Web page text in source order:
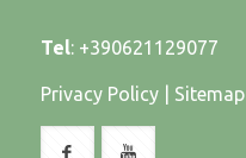
Tel: +390621129077
Privacy Policy| Sitemap